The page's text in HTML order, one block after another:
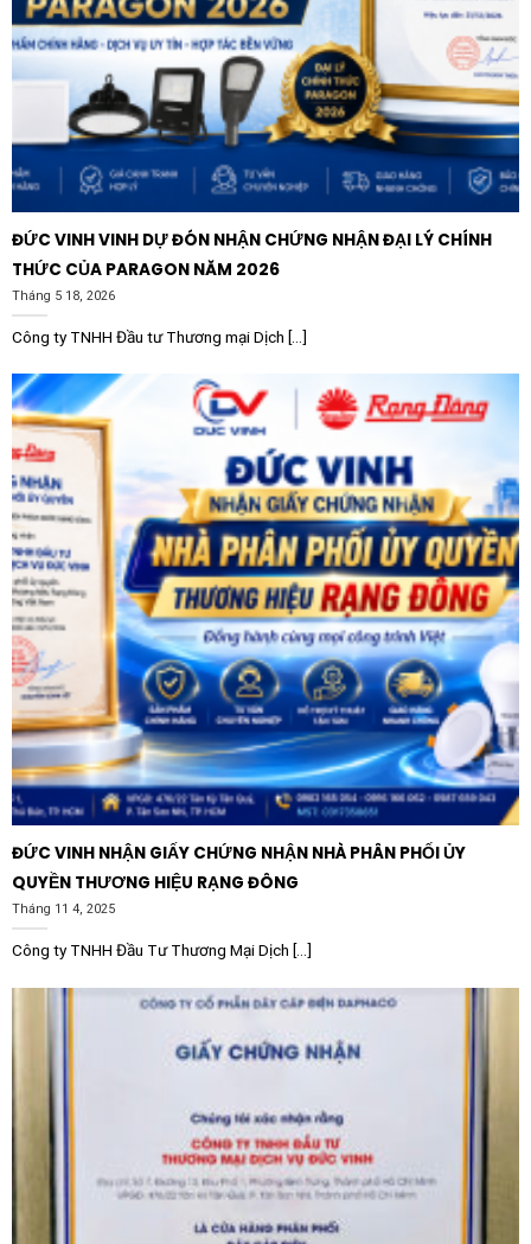
các loại bơm nước, quạt công nghiệp, băng tải và
máy nén khí.
Hệ thống chiếu sáng:Đóng cắt các dàn đèn cao áp
trong nhà xưởng, sân vận động hoặc hệ thống chiếu
sáng đô thị.
Hệ thống HVAC:Điều khiển máy nén trong các hệ
thống điều hòa không khí trung tâm và chiller công
suất trung bình.
Tủ bù hạ thế:
cải thiện hệ số công suất Cosphi cho nhà máy.
xát, hệ thống tưới tiêu tự động yêu cầu thiết bị
điều khiển bền bỉ trong môi trường khắc nghiệt.
Tại sao nên chọn mua Contactor
Schneider chính hãng?
Việc lựa chọnContactor Schneider LC1E3810Q7 38A
1NO 380Vchính hãng là yếu tố kiên quyết để đảm bảo
an toàn cháy nổ và hiệu quả kinh tế. Sản phẩm chính
hãng luôn đi kèm với chế độ bảo hành dài hạn và sự hỗ
trợ kỹ thuật từ nhà sản xuất. Đầu tư vào thiết bị chất
lượng ngay từ đầu sẽ giúp quý khách hàng tránh được
những chi phí sửa chữa phát sinh và thiệt hại do dừng
máy ngoài ý muốn.
ĐỨC VINH VINH DỰ ĐÓN NHẬN CHỨNG NHẬN ĐẠI LÝ CHÍNH
THỨC CỦA PARAGON NĂM 2026
Tháng 5 18, 2026
Công ty TNHH Đầu tư Thương mại Dịch [...]
ĐỨC VINH NHẬN GIẤY CHỨNG NHẬN NHÀ PHÂN PHỐI ỦY
QUYỀN THƯƠNG HIỆU RẠNG ĐÔNG
Tháng 11 4, 2025
Công ty TNHH Đầu Tư Thương Mại Dịch [...]